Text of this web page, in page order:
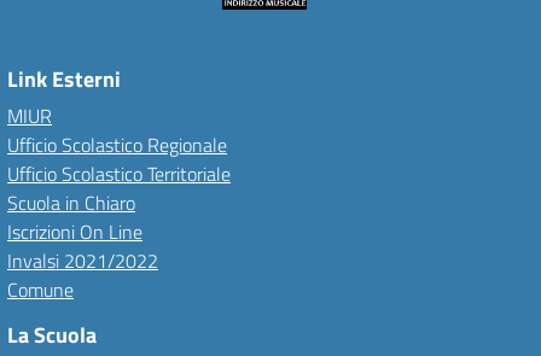
Link Esterni
MIUR
Ufficio Scolastico Regionale
Ufficio Scolastico Territoriale
Scuola in Chiaro
Iscrizioni On Line
Invalsi 2021/2022
Comune
La Scuola